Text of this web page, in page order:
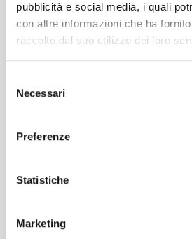
pubblicità e social media, i quali
con altre informazioni che ha
raccolto dal suo utilizzo dei loro
delNecessari
Preferenze
Statistiche
Marketing
Washing
8obWd